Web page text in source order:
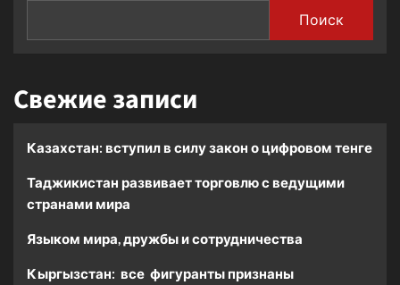
Поиск
Свежие записи
Казахстан: вступил в силу закон о цифровом тенге
Таджикистан развивает торговлю с ведущими
странами мира
Языком мира, дружбы и сотрудничества
Кыргызстан: все фигуранты признаны